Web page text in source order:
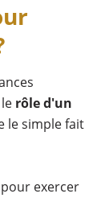
rôle d'un
le simple fait
exercer